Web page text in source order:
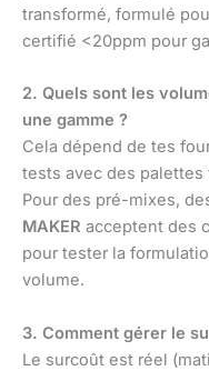
transformé, formulé
certifié <20ppm pour
2. Quels sont les
une gamme ?
Cela dépend de tes
tests avec des palettes
Pour des pré-mixes,
MAKER acceptent des
pour tester la
volume.
3. Comment gérer le
Le surcoût est réel